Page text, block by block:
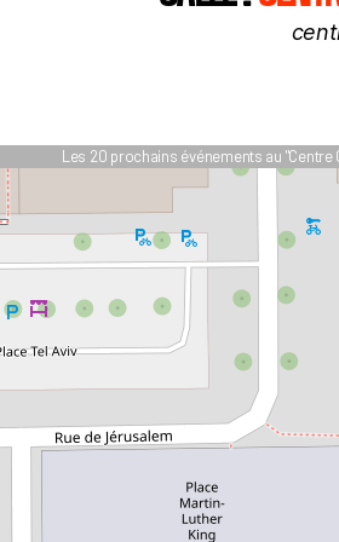
Les 20 prochains événements au "Centre